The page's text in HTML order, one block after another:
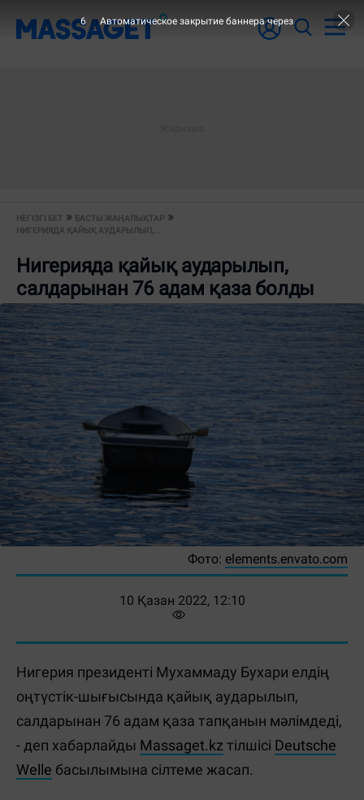
НЕГІЗГІ БЕТ
БАСТЫ ЖАҢАЛЫҚТАР
НИГЕРИЯДА ҚАЙЫҚ АУДАРЫЛЫП,...
Нигерияда қайық аударылып,
салдарынан 76 адам қаза болды
Фото: elements.envato.com
10 Қазан 2022, 12:10
Нигерия президенті Мухаммаду Бухари елдің
оңтүстік-шығысында қайық аударылып,
салдарынан 76 адам қаза тапқанын мәлімдеді,
- деп хабарлайды Massaget.kz тілшісі Deutsche
Welle басылымына сілтеме жасап.
6 Автоматическое закрытие баннера через